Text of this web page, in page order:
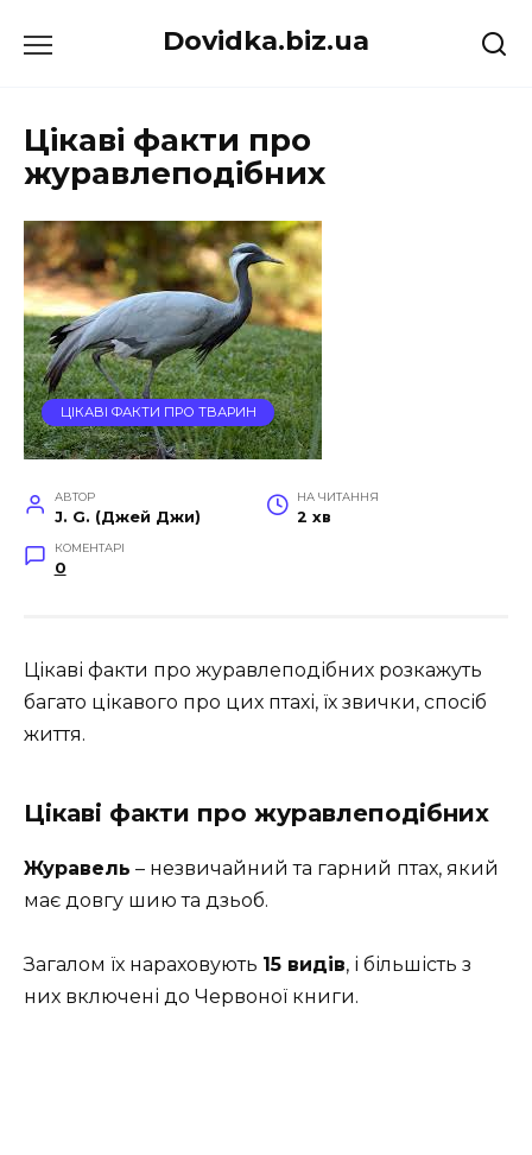
до
Dovidka.biz.ua
Цікаві факти про
журавлеподібних
ЦІКАВІ ФАКТИ ПРО ТВАРИН
АВТОР
J. G. (Джей Джи)
НА ЧИТАННЯ
2 хв
КОМЕНТАРІ
0
Цікаві факти про журавлеподібних розкажуть
багато цікавого про цих птахі, їх звички, спосіб
життя.
Цікаві факти про журавлеподібних
Журавель – незвичайний та гарний птах, який
має довгу шию та дзьоб.
Загалом їх нараховують 15 видів, і більшість з
них включені до Червоної книги.